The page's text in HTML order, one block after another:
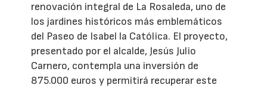
renovación integral de La Rosaleda, uno de
los jardines históricos más emblemáticos
del Paseo de Isabel la Católica. El proyecto,
presentado por el alcalde, Jesús Julio
Carnero, contempla una inversión de
875.000 euros y permitirá recuperar este